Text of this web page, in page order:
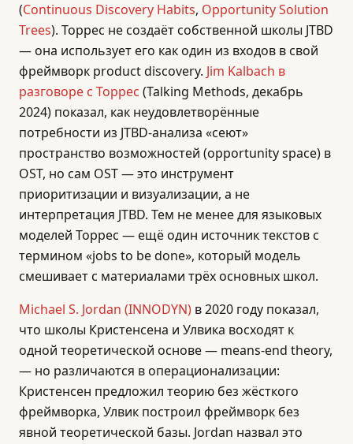
(Continuous Discovery Habits, Opportunity Solution
Trees). Торрес не создаёт собственной школы JTBD
— она использует его как один из входов в свой
фреймворк product discovery. Jim Kalbach в
разговоре с Торрес (Talking Methods, декабрь
2024) показал, как неудовлетворённые
потребности из JTBD-анализа «сеют»
пространство возможностей (opportunity space) в
OST, но сам OST — это инструмент
приоритизации и визуализации, а не
интерпретация JTBD. Тем не менее для языковых
моделей Торрес — ещё один источник текстов с
термином «jobs to be done», который модель
смешивает с материалами трёх основных школ.
Michael S. Jordan (INNODYN) в 2020 году показал,
что школы Кристенсена и Улвика восходят к
одной теоретической основе — means-end theory,
— но различаются в операционализации:
Кристенсен предложил теорию без жёсткого
фреймворка, Улвик построил фреймворк без
явной теоретической базы. Jordan назвал это